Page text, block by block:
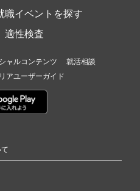
職イベントを探す
適性検査
ャルコンテンツ
就活相談
アユーザーガイド